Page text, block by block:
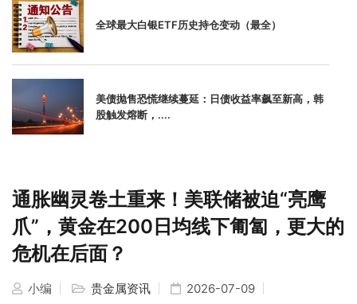
全球最大白银ETF历史持仓变动（最全）
美债抛售恐慌继续蔓延：日债收益率飙至新高，韩
股触发熔断，....
通胀幽灵卷土重来！美联储被迫“亮鹰
爪”，黄金在200日均线下匍匐，更大的
危机在后面？
小编 贵金属资讯 2026-07-09